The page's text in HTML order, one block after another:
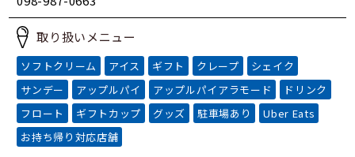
取り扱いメニュー
ソフトクリーム アイス ギフト クレープ
シェイク
サンデー
アップルパイ アップルパイアラモード
ドリンク
フロート
ギフトカップ グッズ 駐車場あり
Uber Eats
お持ち帰り対応店舗